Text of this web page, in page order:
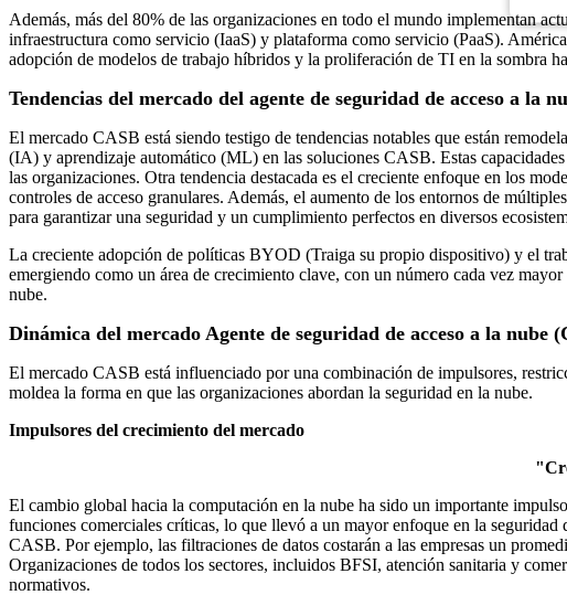
Además, más del 80% de las organizaciones en todo el mundo implementan
infraestructura como servicio (IaaS) y plataforma como servicio (PaaS).
adopción de modelos de trabajo híbridos y la proliferación de TI en la sombra
Tendencias del mercado del agente de seguridad de acceso a la
El mercado CASB está siendo testigo de tendencias notables que están
(IA) y aprendizaje automático (ML) en las soluciones CASB. Estas
las organizaciones. Otra tendencia destacada es el creciente enfoque en los
controles de acceso granulares. Además, el aumento de los entornos de
para garantizar una seguridad y un cumplimiento perfectos en diversos
La creciente adopción de políticas BYOD (Traiga su propio dispositivo) y el
emergiendo como un área de crecimiento clave, con un número cada vez
nube.
Dinámica del mercado Agente de seguridad de acceso a la nube
El mercado CASB está influenciado por una combinación de impulsores,
moldea la forma en que las organizaciones abordan la seguridad en la nube.
Impulsores del crecimiento del mercado
El cambio global hacia la computación en la nube ha sido un importante
funciones comerciales críticas, lo que llevó a un mayor enfoque en la
CASB. Por ejemplo, las filtraciones de datos costarán a las empresas un
Organizaciones de todos los sectores, incluidos BFSI, atención sanitaria y
normativos.